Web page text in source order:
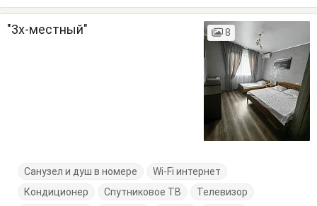
"3х-местный" 8
Санузел и душ в номере
Wi-Fi интернет
Кондиционер
Спутниковое ТВ
Телевизор